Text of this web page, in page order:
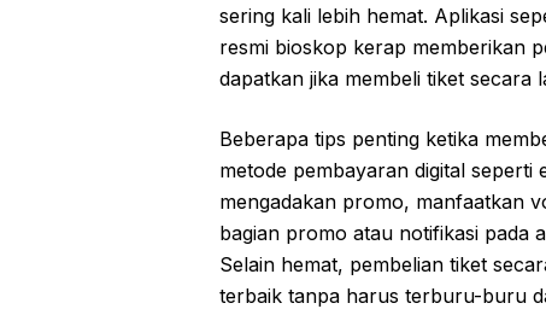
sering kali lebih hemat. Aplikasi
resmi bioskop kerap memberikan
dapatkan jika membeli tiket secara
Beberapa tips penting ketika
metode pembayaran digital
mengadakan promo, manfaatkan
bagian promo atau notifikasi pada
Selain hemat, pembelian tiket
terbaik tanpa harus terburu-buru